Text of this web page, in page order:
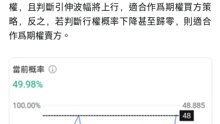
權，且判斷引伸波幅將上行，適合作爲期權買方策
略，反之，若判斷行權概率下降甚至歸零，則適合
作爲期權賣方。